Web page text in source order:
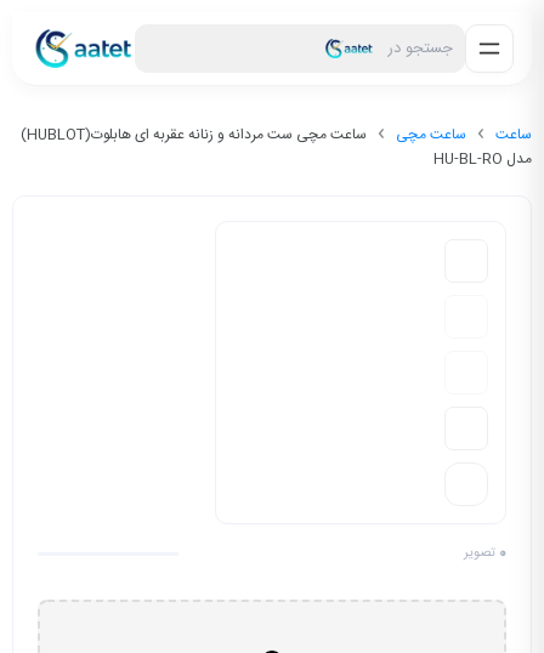
جستجو در
ساعت ساعت مچی
ساعت مچی ست مردانه و زنانه عقربه ای هابلوت(HUBLOT)
مدل HU-BL-RO
0 تصویر